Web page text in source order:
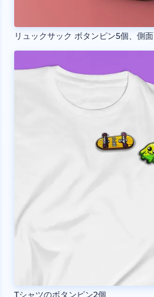
リュックサック ボタンピン5個、側面
Tシャツのボタンピン2個